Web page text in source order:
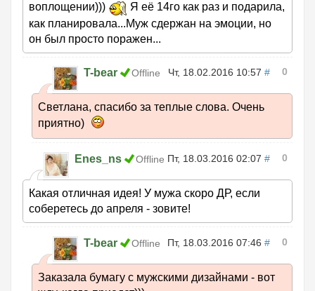
воплощении)))
Я её 14го как раз и подарила,
как планировала...Муж сдержан на эмоции, но
он был просто поражен...
T-bear Offline Чт, 18.02.2016 10:57 # 0
Светлана, спасибо за теплые слова. Очень
приятно)
Enes_ns Offline Пт, 18.03.2016 02:07 # 0
Какая отличная идея! У мужа скоро ДР, если
соберетесь до апреля - зовите!
T-bear Offline Пт, 18.03.2016 07:46 # 0
Заказала бумагу с мужскими дизайнами - вот